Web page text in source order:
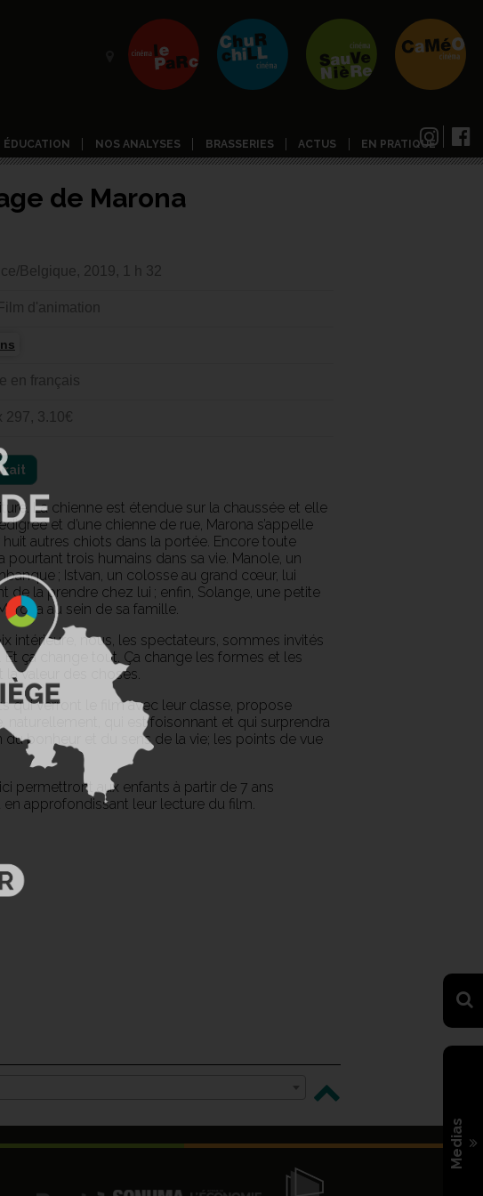
Medias
ÉDUCATION NOS ANALYSES BRASSERIES ACTUS EN PRATIQUE
de Marona
Belgique, 2019, 1 h 32
d'animation
en français
297, 3.10€
La chienne est étendue sur la chaussée et elle
et d’une chienne de rue, Marona s’appelle
autres chiots dans la portée. Encore toute
trois humains dans sa vie. Manole, un
; Istvan, un colosse au grand cœur, lui
de la prendre chez lui ; enfin, Solange, une petite
au sein de sa famille.
intérieure, nous, les spectateurs, sommes invités
ça change tout. Ça change les formes et les
la valeur des choses.
qui verront le film avec leur classe, propose
naturellement, qui est foisonnant et qui surprendra
du bonheur et du sens de la vie; les points de vue
permettront aux enfants à partir de 7 ans
en approfondissant leur lecture du film.